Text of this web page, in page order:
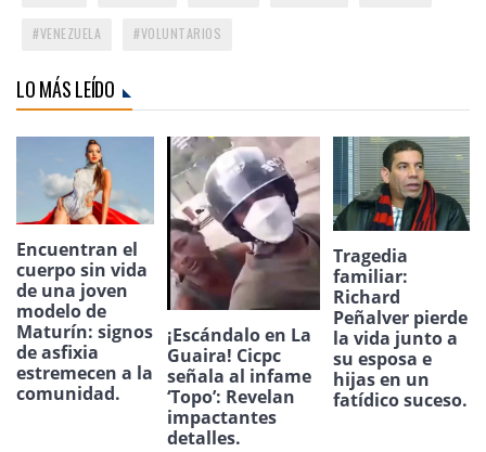
VENEZUELA VOLUNTARIOS
LO MÁS LEÍDO
Encuentran el
cuerpo sin vida
de una joven
modelo de
Maturín: signos
de asfixia
estremecen a la
comunidad.
¡Escándalo en La
Guaira! Cicpc
señala al infame
‘Topo’: Revelan
impactantes
detalles.
Tragedia
familiar:
Richard
Peñalver pierde
la vida junto a
su esposa e
hijas en un
fatídico suceso.